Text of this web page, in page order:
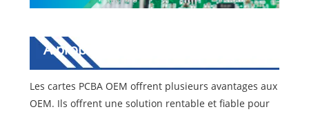
À propos de la carte PCBA OEM
Les cartes PCBA OEM offrent plusieurs avantages aux
OEM. Ils offrent une solution rentable et fiable pour